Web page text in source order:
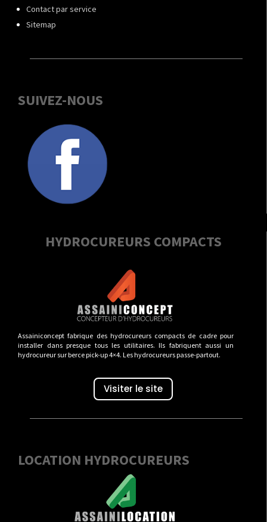
Contact par service
Sitemap
SUIVEZ-NOUS
HYDROCUREURS COMPACTS
Assainiconcept fabrique des hydrocureurs compacts de cadre pour
installer dans presque tous les utilitaires. Ils fabriquent aussi un
hydrocureur sur berce pick-up 4×4. Les hydrocureurs passe-partout.
Visiter le site
LOCATION HYDROCUREURS